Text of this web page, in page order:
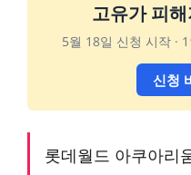
고유가 피
5월 18일 신청 시작 ·
신청
롯데월드 아쿠아리